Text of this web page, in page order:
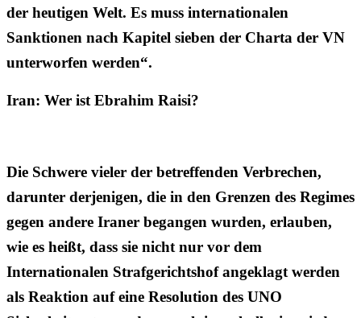
der heutigen Welt. Es muss internationalen
Sanktionen nach Kapitel sieben der Charta der VN
unterworfen werden“.
Iran: Wer ist Ebrahim Raisi?
Die Schwere vieler der betreffenden Verbrechen,
darunter derjenigen, die in den Grenzen des Regimes
gegen andere Iraner begangen wurden, erlauben,
wie es heißt, dass sie nicht nur vor dem
Internationalen Strafgerichtshof angeklagt werden
als Reaktion auf eine Resolution des UNO